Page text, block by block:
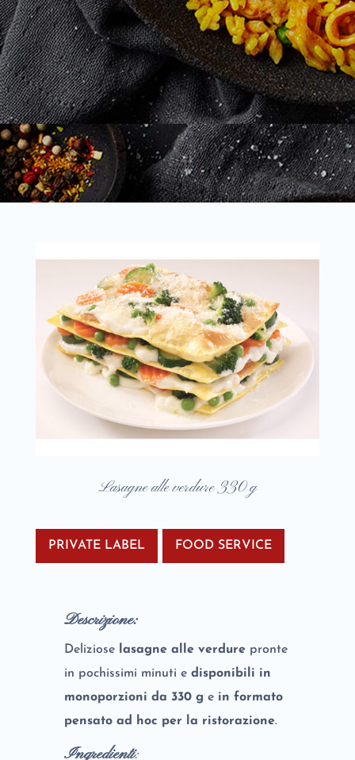
Lasagne alle verdure 330 g
PRIVATE LABEL FOOD SERVICE
Descrizione:
Deliziose lasagne alle verdurepronte
in pochissimi minuti e disponibili in
monoporzioni da 330 g e in formato
pensato ad hoc per la ristorazione.
Ingredienti: